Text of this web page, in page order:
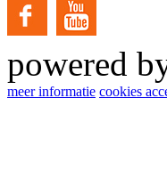
powered
meer informatie cookies